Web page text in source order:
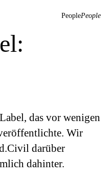
PeoplePeople
das vor wenigen
Wir
darüber
dahinter.